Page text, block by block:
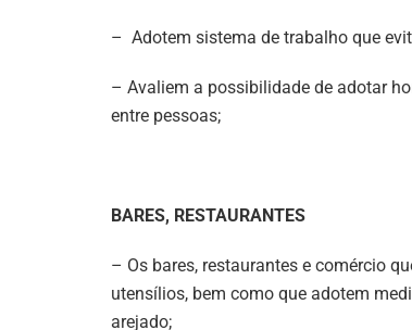
– Adotem sistema de trabalho que
– Avaliem a possibilidade de adotar
entre pessoas;
BARES, RESTAURANTES
– Os bares, restaurantes e comércio
utensílios, bem como que adotem
arejado;